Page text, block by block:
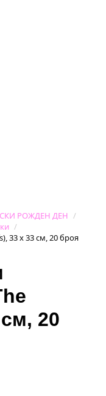
РОЖДЕН ДЕН
33 х 33 см, 20 броя
20